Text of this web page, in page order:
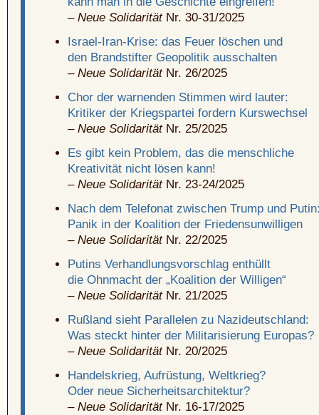
– Neue SolidaritätNr. 30-31/2025
Israel-Iran-Krise: das Feuer löschen und
den Brandstifter Geopolitik ausschalten
– Neue SolidaritätNr. 26/2025
Chor der warnenden Stimmen wird lauter:
Kritiker der Kriegspartei fordern Kurswechsel
– Neue SolidaritätNr. 25/2025
Es gibt kein Problem, das die menschliche
Kreativität nicht lösen kann!
– Neue SolidaritätNr. 23-24/2025
Nach dem Telefonat zwischen Trump und
Panik in der Koalition der Friedensunwilligen
– Neue SolidaritätNr. 22/2025
Putins Verhandlungsvorschlag enthüllt
die Ohnmacht der „Koalition der Willigen“
– Neue SolidaritätNr. 21/2025
Rußland sieht Parallelen zu Nazideutschland:
Was steckt hinter der Militarisierung Europas?
– Neue SolidaritätNr. 20/2025
Handelskrieg, Aufrüstung, Weltkrieg?
Oder neue Sicherheitsarchitektur?
– Neue SolidaritätNr. 16-17/2025